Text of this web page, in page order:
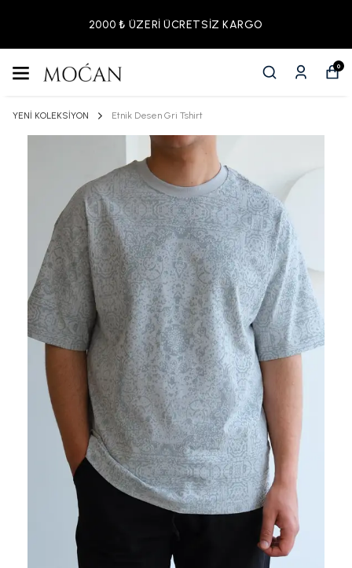
2000 ₺ ÜZERİ ÜCRETSİZ KARGO
0
YENİ KOLEKSİYON Etnik Desen Gri Tshirt